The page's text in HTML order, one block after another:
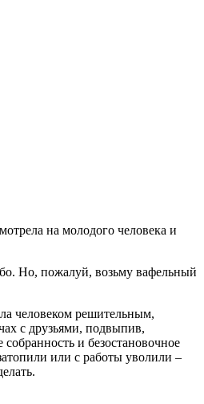
на молодого человека и
Но, пожалуй, возьму вафельный
человеком решительным,
с друзьями, подвыпив,
собранность и безостановочное
или с работы уволили –